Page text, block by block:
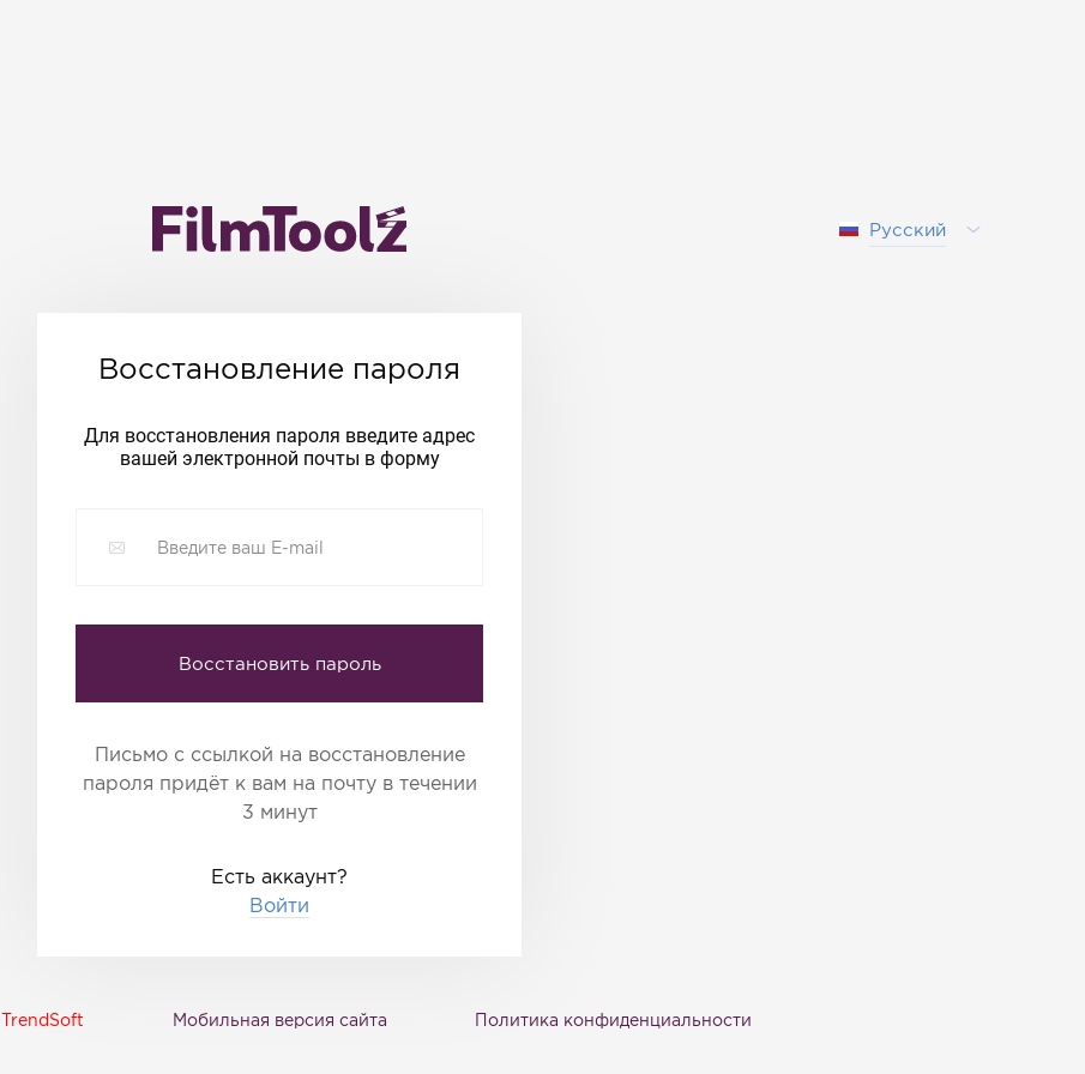
Русский
Восстановление пароля
Для восстановления пароля введите адрес
вашей электронной почты в форму
Восстановить пароль
Письмо с ссылкой на восстановление
пароля придёт к вам на почту в течении
3 минут
Есть аккаунт?
Войти
TrendSoft Мобильная версия сайта Политика конфиденциальности